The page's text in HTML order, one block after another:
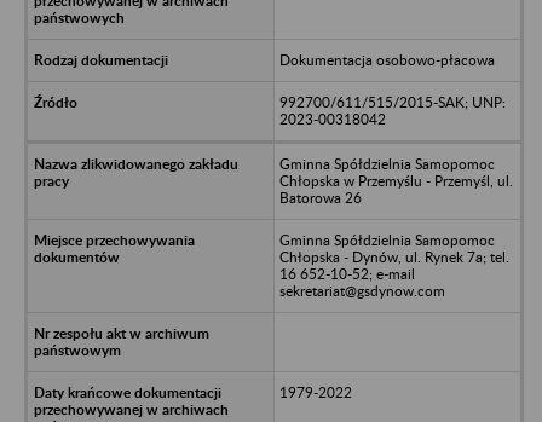
Dokumentacja osobowo-płacowa
992700/611/515/2015-SAK; UNP:
2023-00318042
Gminna Spółdzielnia Samopomoc
Chłopska w Przemyślu - Przemyśl, ul.
Batorowa 26
Gminna Spółdzielnia Samopomoc
Chłopska - Dynów, ul. Rynek 7a; tel.
16 652-10-52; e-mail
sekretariat@gsdynow.com
1979-2022